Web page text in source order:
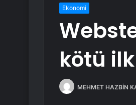
Ekonomi
kötü
MEHMET HAZBİN